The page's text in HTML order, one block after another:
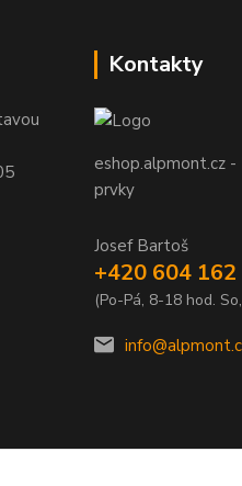
Kontakty
eshop.alpmont.cz
prvky
Josef Bartoš
+420 604 162
(Po-Pá, 8-18 hod.